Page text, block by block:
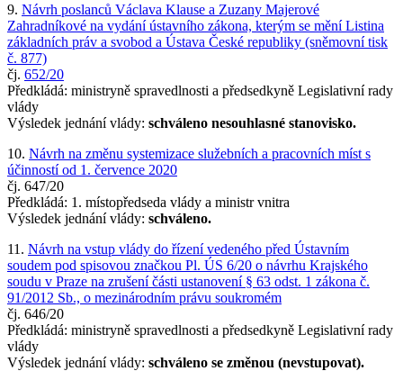
9. Návrh poslanců Václava Klause a Zuzany Majerové
Zahradníkové na vydání ústavního zákona, kterým se mění Listina
základních práv a svobod a Ústava České republiky (sněmovní tisk
č. 877)
čj. 652/20
Předkládá: ministryně spravedlnosti a předsedkyně Legislativní rady
vlády
Výsledek jednání vlády: schváleno nesouhlasné stanovisko.
10. Návrh na změnu systemizace služebních a pracovních míst s
účinností od 1. července 2020
čj. 647/20
Předkládá: 1. místopředseda vlády a ministr vnitra
Výsledek jednání vlády: schváleno.
11. Návrh na vstup vlády do řízení vedeného před Ústavním
soudem pod spisovou značkou Pl. ÚS 6/20 o návrhu Krajského
soudu v Praze na zrušení části ustanovení § 63 odst. 1 zákona č.
91/2012 Sb., o mezinárodním právu soukromém
čj. 646/20
Předkládá: ministryně spravedlnosti a předsedkyně Legislativní rady
vlády
Výsledek jednání vlády: schváleno se změnou (nevstupovat).